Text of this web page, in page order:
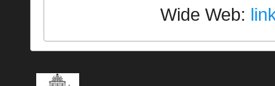
Wide Web: